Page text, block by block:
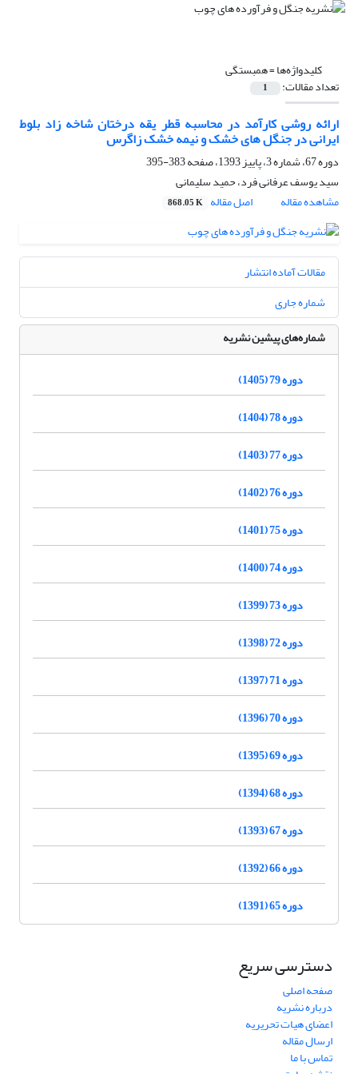
کلیدواژه‌ها =همبستگی
تعداد مقالات: 1
ارائه روشی کارآمد در محاسبه قطر یقه درختان شاخه‏ زاد بلوط
ایرانی در جنگل‏ های خشک و نیمه‏‏ خشک زاگرس
دوره 67، شماره 3، پاییز 1393، صفحه
383-395
سید یوسف عرفانی فرد، حمید سلیمانی
مشاهده مقاله
اصل مقاله 868.05 K
مقالات آماده انتشار
شماره جاری
شماره‌های پیشین نشریه
دوره 79 (1405)
دوره 78 (1404)
دوره 77 (1403)
دوره 76 (1402)
دوره 75 (1401)
دوره 74 (1400)
دوره 73 (1399)
دوره 72 (1398)
دوره 71 (1397)
دوره 70 (1396)
دوره 69 (1395)
دوره 68 (1394)
دوره 67 (1393)
دوره 66 (1392)
دوره 65 (1391)
دسترسی سریع
صفحه اصلی
درباره نشریه
اعضای هیات تحریریه
ارسال مقاله
تماس با ما